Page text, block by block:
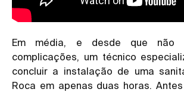
Em média, e desde que não
complicações, um técnico
concluir a instalação de uma
Roca em apenas duas horas.